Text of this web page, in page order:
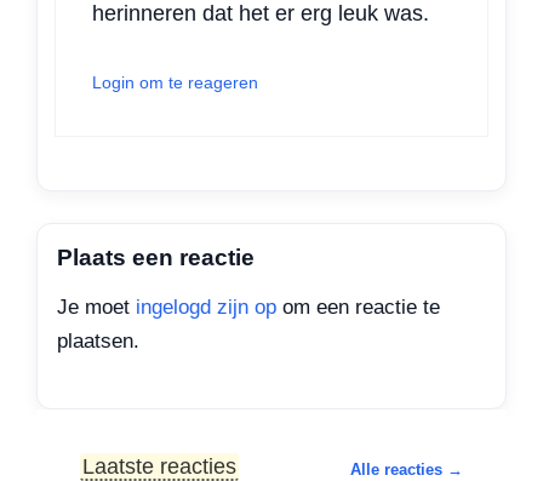
herinneren dat het er erg leuk was.
Login om te reageren
Plaats een reactie
Je moet ingelogd zijn op om een reactie te
plaatsen.
Laatste reacties Alle reacties →